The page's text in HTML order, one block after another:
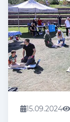
15.09.2024